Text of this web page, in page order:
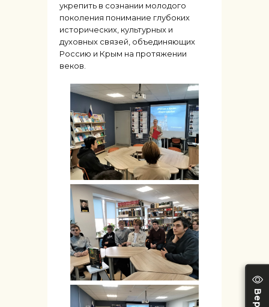
укрепить в сознании молодого
поколения понимание глубоких
исторических, культурных и
духовных связей, объединяющих
Россию и Крым на протяжении
веков.